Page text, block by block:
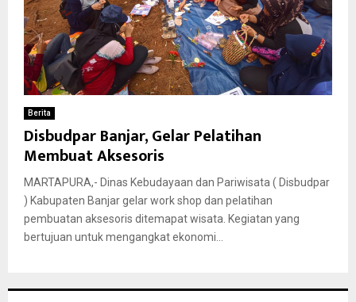
Berita
Disbudpar Banjar, Gelar Pelatihan
Membuat Aksesoris
MARTAPURA,- Dinas Kebudayaan dan Pariwisata ( Disbudpar
) Kabupaten Banjar gelar work shop dan pelatihan
pembuatan aksesoris ditemapat wisata. Kegiatan yang
bertujuan untuk mengangkat ekonomi...